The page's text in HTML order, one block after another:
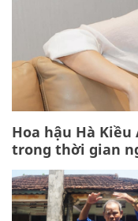
Hoa hậu Hà
trong thời gian